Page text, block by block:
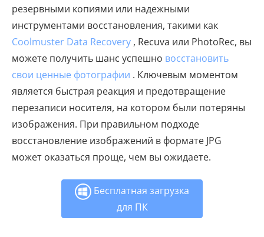
резервными копиями или надежными
инструментами восстановления, такими как
Coolmuster Data Recovery , Recuva или PhotoRec, вы
можете получить шанс успешно восстановить
свои ценные фотографии . Ключевым моментом
является быстрая реакция и предотвращение
перезаписи носителя, на котором были потеряны
изображения. При правильном подходе
восстановление изображений в формате JPG
может оказаться проще, чем вы ожидаете.
Бесплатная загрузка
для ПК